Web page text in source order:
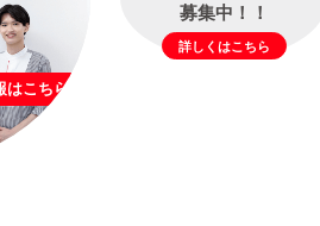
はこちら
募集中！！
詳しくはこちら